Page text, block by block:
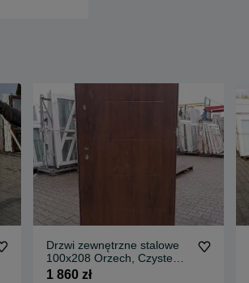
Drzwi zewnętrzne stalowe
100x208 Orzech, Czyste
powietrze
1 860 zł